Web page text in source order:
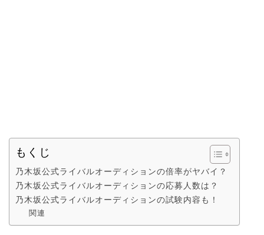
もくじ
乃木坂公式ライバルオーディションの倍率がヤバイ？
乃木坂公式ライバルオーディションの応募人数は？
乃木坂公式ライバルオーディションの試験内容も！
関連